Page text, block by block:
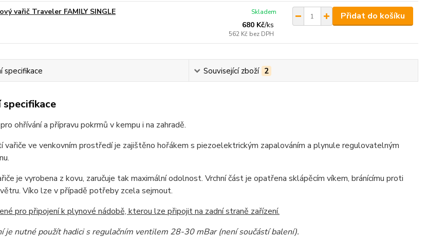
vařič Traveler FAMILY SINGLE
680 Kč/ks
562 Kč bez DPH
Skladem Přidat do košíku
specifikace Související zboží 2
ohřívání a přípravu pokrmů v kempu i na zahradě.
vařiče ve venkovním prostředí je zajištěno hořákem s piezoelektrickým zapalováním a plynule regulovatelným
je vyrobena z kovu, zaručuje tak maximální odolnost. Vrchní část je opatřena sklápěcím víkem, bránícímu proti
Víko lze v případě potřeby zcela sejmout.
pro připojení k plynové nádobě, kterou lze připojit na zadní straně zařízení.
je nutné použít hadici s regulačním ventilem 28-30 mBar (není součástí balení).